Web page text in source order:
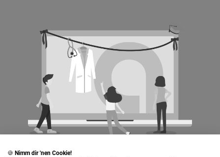
🍪 Nimm dir 'nen Cookie!